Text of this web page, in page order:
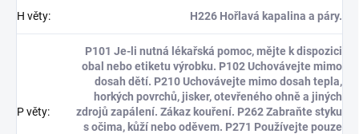
H věty: H226 Hořlavá kapalina a páry.
P věty:
P101 Je-li nutná lékařská pomoc, mějte k dispozici
obal nebo etiketu výrobku. P102 Uchovávejte mimo
dosah dětí. P210 Uchovávejte mimo dosah tepla,
horkých povrchů, jisker, otevřeného ohně a jiných
zdrojů zapálení. Zákaz kouření. P262 Zabraňte styku
s očima, kůží nebo oděvem. P271 Používejte pouze